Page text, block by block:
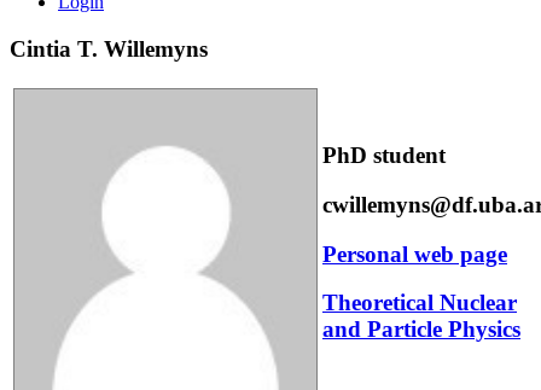
Cintia T. Willemyns
PhD student
Personal web page
Theoretical Nuclear
and Particle Physics